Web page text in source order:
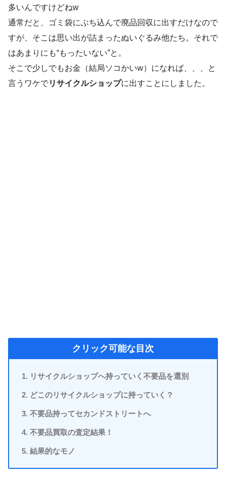
多いんですけどねw
通常だと、ゴミ袋にぶち込んで廃品回収に出すだけなので
すが、そこは思い出が詰まったぬいぐるみ他たち。それで
はあまりにも“もったいない”と。
そこで少しでもお金（結局ソコかいw）になれば、、、と
言うワケでリサイクルショップに出すことにしました。
クリック可能な目次
リサイクルショップへ持っていく不要品を選別
どこのリサイクルショップに持っていく？
不要品持ってセカンドストリートへ
不要品買取の査定結果！
結果的なモノ